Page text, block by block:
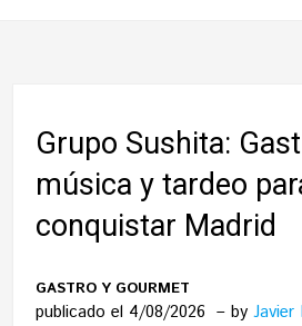
Grupo Sushita:
música y tardeo
conquistar Madrid
GASTRO Y GOURMET
publicado el 4/08/2026 byJavier